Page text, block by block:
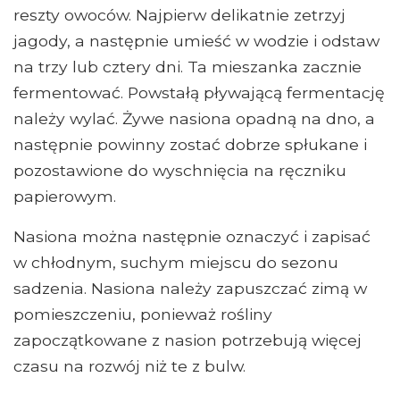
reszty owoców. Najpierw delikatnie zetrzyj
jagody, a następnie umieść w wodzie i odstaw
na trzy lub cztery dni. Ta mieszanka zacznie
fermentować. Powstałą pływającą fermentację
należy wylać. Żywe nasiona opadną na dno, a
następnie powinny zostać dobrze spłukane i
pozostawione do wyschnięcia na ręczniku
papierowym.
Nasiona można następnie oznaczyć i zapisać
w chłodnym, suchym miejscu do sezonu
sadzenia. Nasiona należy zapuszczać zimą w
pomieszczeniu, ponieważ rośliny
zapoczątkowane z nasion potrzebują więcej
czasu na rozwój niż te z bulw.